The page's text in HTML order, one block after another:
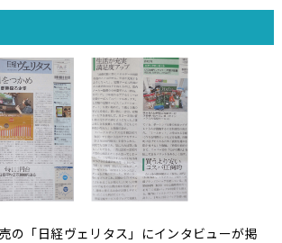
の「日経ヴェリタス」にインタビューが掲